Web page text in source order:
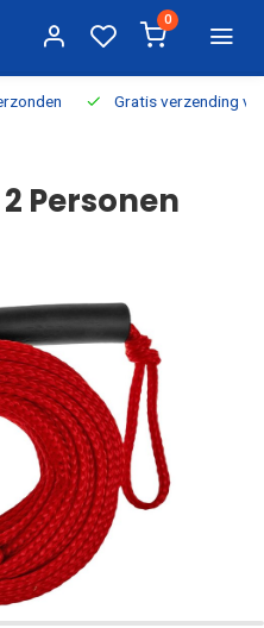
0
Gratis verzending
Personen